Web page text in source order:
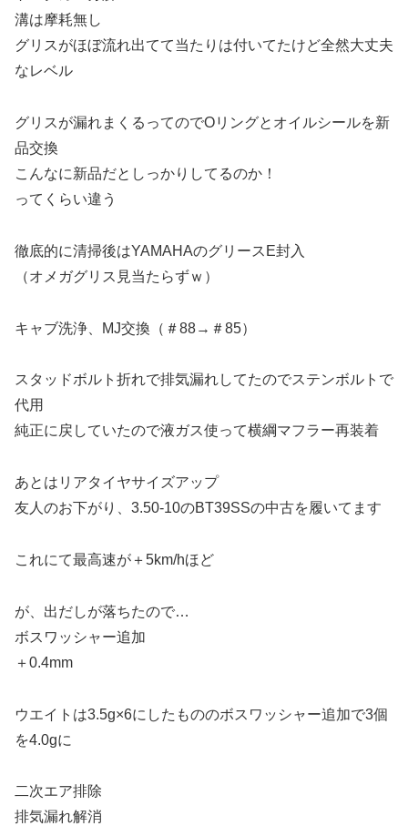
溝は摩耗無し
グリスがほぼ流れ出てて当たりは付いてたけど全然大丈夫
なレベル
グリスが漏れまくるってのでOリングとオイルシールを新
品交換
こんなに新品だとしっかりしてるのか！
ってくらい違う
徹底的に清掃後はYAMAHAのグリースE封入
（オメガグリス見当たらずｗ）
キャブ洗浄、MJ交換（＃88→＃85）
スタッドボルト折れで排気漏れしてたのでステンボルトで
代用
純正に戻していたので液ガス使って横綱マフラー再装着
あとはリアタイヤサイズアップ
友人のお下がり、3.50-10のBT39SSの中古を履いてます
これにて最高速が＋5km/hほど
が、出だしが落ちたので…
ボスワッシャー追加
＋0.4mm
ウエイトは3.5g×6にしたもののボスワッシャー追加で3個
を4.0gに
二次エア排除
排気漏れ解消